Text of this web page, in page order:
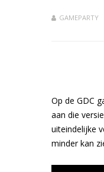
GAMEPARTY
Op de GDC
aan die
uiteindelijke
minder kan